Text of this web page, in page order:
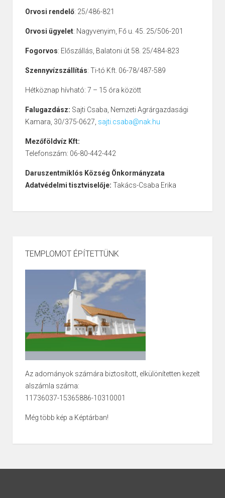
Orvosi rendelő: 25/486-821
Orvosi ügyelet: Nagyvenyim, Fő u. 45. 25/506-201
Fogorvos: Előszállás, Balatoni út 58. 25/484-823
Szennyvízszállítás: Ti-tó Kft. 06-78/487-589
Hétköznap hívható: 7 – 15 óra között
Falugazdász: Sajti Csaba, Nemzeti Agrárgazdasági
Kamara, 30/375-0627, sajti.csaba@nak.hu
Mezőföldvíz Kft:
Telefonszám: 06-80-442-442
Daruszentmiklós Község Önkormányzata
Adatvédelmi tisztviselője: Takács-Csaba Erika
TEMPLOMOT ÉPÍTETTÜNK
Az adományok számára biztosított, elkülönítetten kezelt
alszámla száma:
11736037-15365886-10310001
Még több kép a Képtárban!